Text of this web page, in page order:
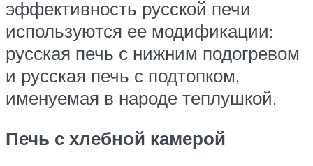
эффективность русской печи
используются ее модификации:
русская печь с нижним подогревом
и русская печь с подтопком,
именуемая в народе теплушкой.
Печь с хлебной камерой